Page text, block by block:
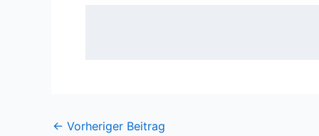
← Vorheriger Beitrag